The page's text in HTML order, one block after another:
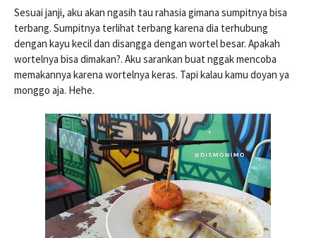
Sesuai janji, aku akan ngasih tau rahasia gimana sumpitnya bisa
terbang. Sumpitnya terlihat terbang karena dia terhubung
dengan kayu kecil dan disangga dengan wortel besar. Apakah
wortelnya bisa dimakan?. Aku sarankan buat nggak mencoba
memakannya karena wortelnya keras. Tapi kalau kamu doyan ya
monggo aja. Hehe.